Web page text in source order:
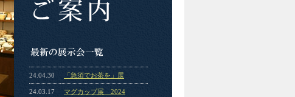
24.04.30 「急須でお茶を」展
24.03.17 マグカップ展 2024